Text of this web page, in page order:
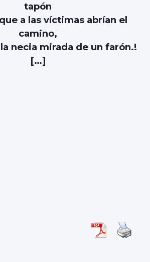
tapón
a las víctimas abrían el
camino,
necia mirada de un farón.!
[…]